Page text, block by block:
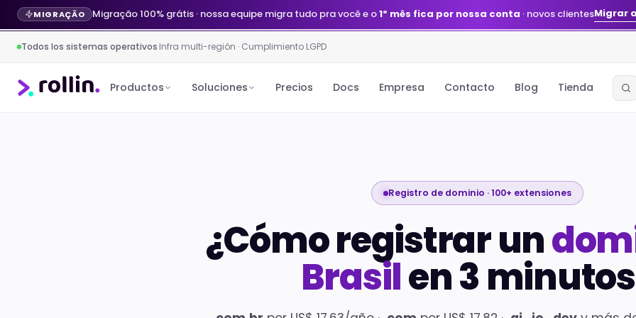
MIGRAÇÃO Migração 100% grátis · nossa equipe migra tudo pra você e o1º mês fica por nossa conta · novos clientesMigrar
Todos los sistemas operativos·Infra multi-región · Cumplimiento LGPD
Productos Soluciones Precios Docs Empresa Contacto Blog Tienda
Registro de dominio · 100+ extensiones
¿Cómo registrar un
Brasilen 3